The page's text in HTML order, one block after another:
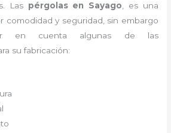
Las pérgolasen Sayago , es una
comodidad y seguridad, sin embargo
en cuenta algunas de las
su fabricación: